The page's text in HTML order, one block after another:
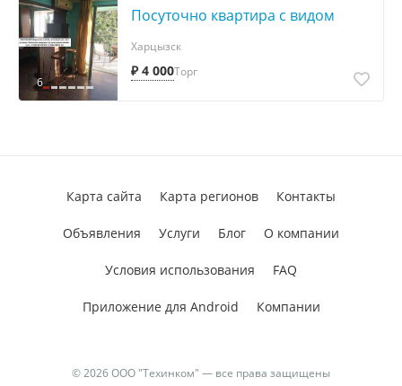
6
Посуточно квартира с видом
₽ 4 000Торг
Харцызск
© 2026 ООО "Техинком" — все права защищены
Карта сайта Карта регионов Контакты
Объявления Услуги Блог О компании
Условия использования FAQ
Приложение для Android Компании